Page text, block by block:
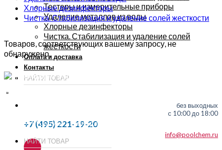
Тестеры и измерительные приборы
Удаление металлов из воды
Хлорные дезинфекторы
Чистка. Стабилизация и удаление солей
жесткости
Оплата и доставка
Контакты
без выходных
с 10:00 до 18:00
+7 (495) 221-19-20
info@poolchem.ru
Хлорные дезинфекторы
Чистка. Стабилизация и удаление солей жесткости
Товаров, соответствующих вашему запросу, не
обнаружено.
ИП Соколов О. Ю., ОГРНИП 326774600093730
© 2026 ИП Соколов - химия для бассейнов по доступным ценам.